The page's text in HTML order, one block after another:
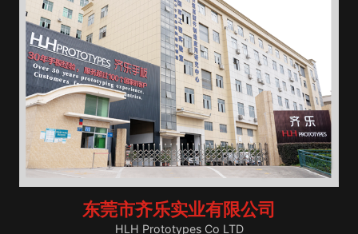
东莞市齐乐实业有限公司
HLH Prototypes Co LTD